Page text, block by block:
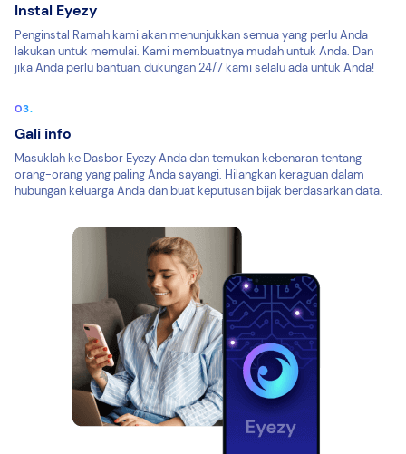
Instal Eyezy
Penginstal Ramah kami akan menunjukkan semua yang perlu Anda
lakukan untuk memulai. Kami membuatnya mudah untuk Anda. Dan
jika Anda perlu bantuan, dukungan 24/7 kami selalu ada untuk Anda!
Gali info
Masuklah ke Dasbor Eyezy Anda dan temukan kebenaran tentang
orang-orang yang paling Anda sayangi. Hilangkan keraguan dalam
hubungan keluarga Anda dan buat keputusan bijak berdasarkan data.